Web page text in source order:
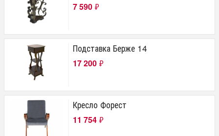
7 590 ₽
Подставка Берже 14
17 200 ₽
Кресло Форест
11 754 ₽